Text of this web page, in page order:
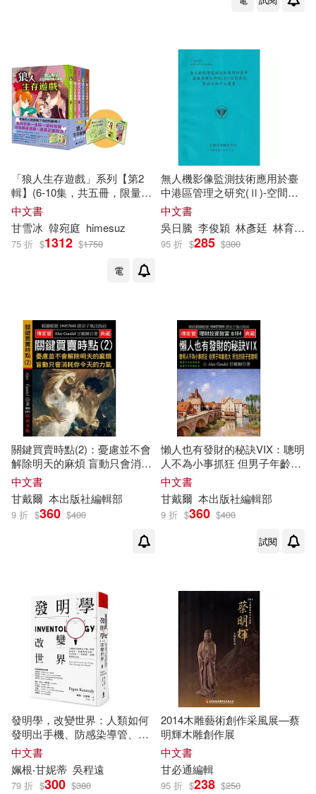
王毅，蘇利陽等(2) 王海威(2)
王耘(2) 王龍(2)
環境保護部環境與經濟政策研究中
甘志國(2) 甘智榮（主編）(2)
甘開全(2)
田園都市建築家之會(2)
磯達雄(2)
精算媽咪 珊迪兔(2)
約翰．培瑞(2)
維若妮卡・史特朗(2)
胖胖樹 王瑞閔(2)
英國UK公司(2)
莎菈．J．瑪斯(2) 莫澄(2)
落合伸光(2)
湖南人民出版社(5)
玉山社(5) 福建人民出版社(5)
經濟管理出版社(5)
西南財經大學出版社(5)
首都師範大學出版社(5)
Linfair Records Limited(4)
上海書畫出版社(4)
上海科學技術文獻出版社(4)
中國發展出版社(4)
中國美術學院出版社(4)
中央編譯出版社(4)
交通部運輸研究所(4)
出色文化(4)
原點(4)
台北市政府客家事務委員會(4)
「狼人生存遊戲」系列【第2
輯】(6-10集，共五冊，限量加
贈「作繪者印簽小卡+心機狼人
透明書籤2款」)
中文書
甘雪冰 韓宛庭 himesuz
75 折 $1312 $1750
電
無人機影像監測技術應用於臺
中港區管理之研究(Ⅱ)-空間資
訊整合分析平台建置[112藍]
中文書
吳日騰 李俊穎 林彥廷 林育銓
95 折 $285 $300
關鍵買賣時點(2)：憂慮並不會
解除明天的麻煩 盲動只會消耗
你今天的力氣
中文書
甘戴爾 本出版社編輯部
9 折 $360 $400
懶人也有發財的秘訣VIX：聰明
人不為小事抓狂 但男子年齡愈
大 所生的孩子愈聰明
中文書
甘戴爾 本出版社編輯部
9 折 $360 $400
試閱
發明學，改變世界：人類如何
發明出手機、防感染導管、電
腦搜尋系統、3D列印……等事
物，改變我們的生活
中文書
姵根‧甘妮蒂 吳程遠
79 折 $300 $380
2014木雕藝術創作采風展—蔡
明輝木雕創作展
中文書
甘必通編輯
95 折 $238 $250